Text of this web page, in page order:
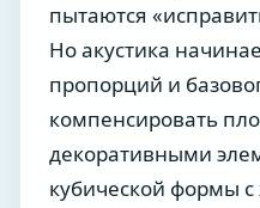
пытаются
Но акустика
пропорций и
компенсировать
декоративными
кубической формы